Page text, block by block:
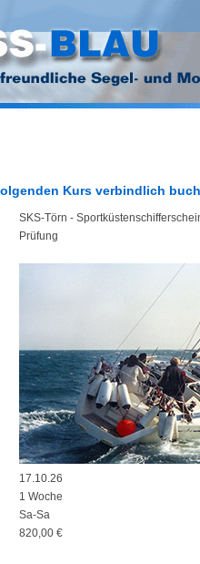
Kurs verbindlich
SKS-Törn -
Prüfung
17.10.26
1 Woche
Sa-Sa
820,00 €